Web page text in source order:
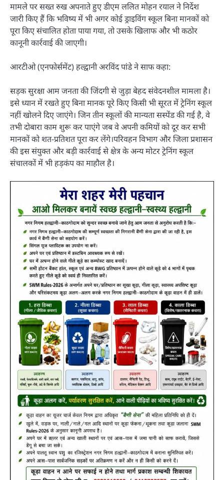
मामले पर सख्त रुख अपनाते हुए डीएम ललित मोहन रयाल ने निर्देश
जारी किए हैं कि भविष्य में भी अगर कोई ड्राइविंग स्कूल बिना मानकों को
पूरा किए संचालित होता पाया गया, तो उसके खिलाफ और भी कठोर
कानूनी कार्रवाई की जाएगी।
आरटीओ (एनफोर्समेंट) हल्द्वानी अरविंद पांडे ने साफ कहा:
सड़क सुरक्षा आम जनता की जिंदगी से जुड़ा बेहद संवेदनशील मामला है।
इसे ध्यान में रखते हुए बिना मानक पूरे किए किसी भी सूरत में ट्रेनिंग स्कूल
नहीं खोलने दिए जाएंगे। जिन तीन स्कूलों की मान्यता सस्पेंड की गई है, वे
तभी दोबारा काम शुरू कर पाएंगे जब वे अपनी कमियों को दूर कर सभी
मानकों को शत-प्रतिशत पूरा कर लेंगे।परिवहन विभाग और जिला प्रशासन
की इस संयुक्त और बड़ी कार्रवाई से क्षेत्र के अन्य मोटर ट्रेनिंग स्कूल
संचालकों में भी हड़कंप का माहौल है।